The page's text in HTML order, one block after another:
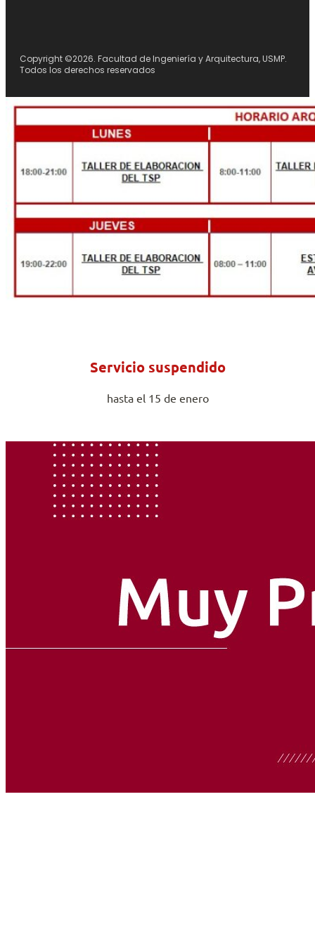
Copyright ©2026. Facultad de Ingeniería y Arquitectura, USMP.
Todos los derechos reservados
Servicio suspendido
hasta el 15 de enero